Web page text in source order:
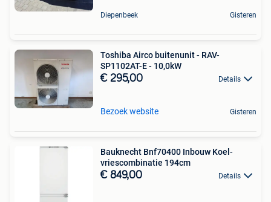
Diepenbeek Gisteren
Toshiba Airco buitenunit - RAV-
SP1102AT-E - 10,0kW
€ 295,00 Details
Bezoek website Gisteren
Bauknecht Bnf70400 Inbouw Koel-
vriescombinatie 194cm
€ 849,00 Details